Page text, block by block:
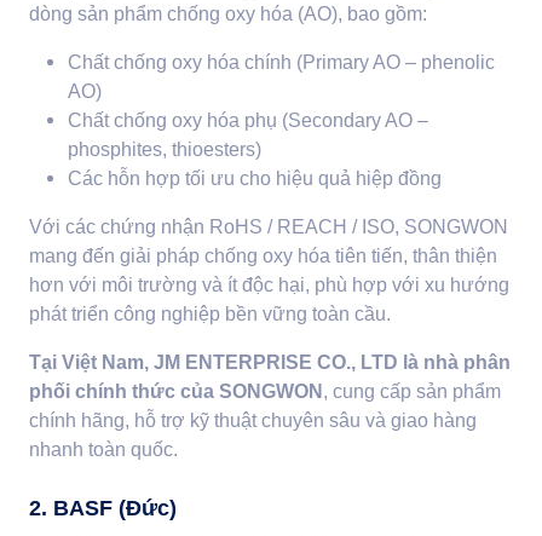
dòng sản phẩm chống oxy hóa (AO), bao gồm:
Chất chống oxy hóa chính (Primary AO – phenolic
AO)
Chất chống oxy hóa phụ (Secondary AO –
phosphites, thioesters)
Các hỗn hợp tối ưu cho hiệu quả hiệp đồng
Với các chứng nhận RoHS / REACH / ISO, SONGWON
mang đến giải pháp chống oxy hóa tiên tiến, thân thiện
hơn với môi trường và ít độc hại, phù hợp với xu hướng
phát triển công nghiệp bền vững toàn cầu.
Tại Việt Nam, JM ENTERPRISE CO., LTD là nhà phân
phối chính thức của SONGWON , cung cấp sản phẩm
chính hãng, hỗ trợ kỹ thuật chuyên sâu và giao hàng
nhanh toàn quốc.
2. BASF (Đức)